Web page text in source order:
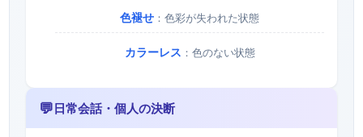
色褪せ ：色彩が失われた状態
カラーレス ：色のない状態
💬日常会話・個人の決断